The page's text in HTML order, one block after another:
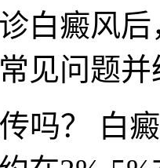
白癜风
见问题
吗？ 白